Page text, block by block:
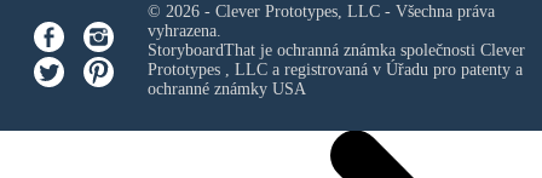
© 2026 - Clever Prototypes, LLC - Všechna práva
vyhrazena.
StoryboardThat je ochranná známka společnosti Clever
Prototypes , LLCa registrovaná v Úřadu pro patenty a
ochranné známky USA